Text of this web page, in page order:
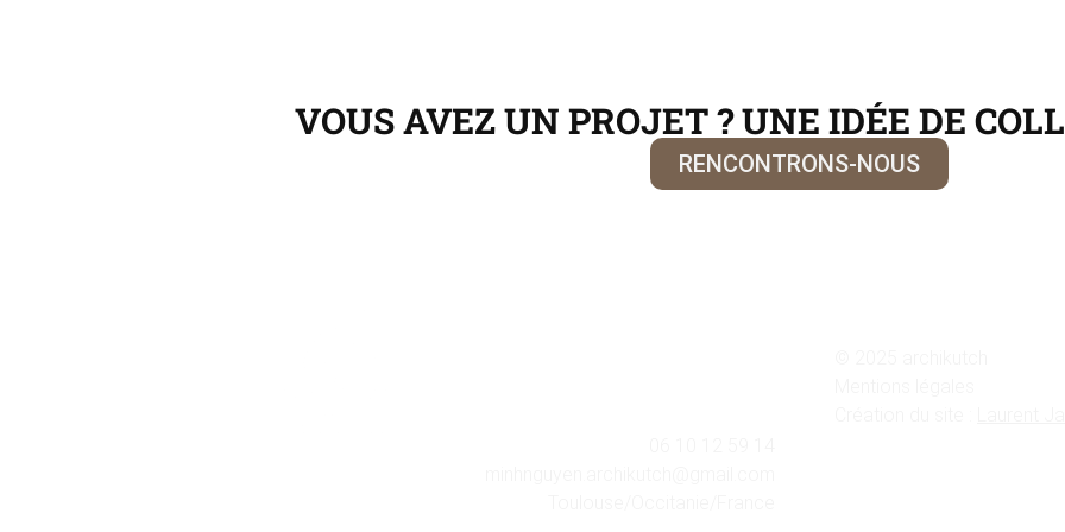
VOUS AVEZ UN PROJET ? UNE IDÉE DE
RENCONTRONS-NOUS